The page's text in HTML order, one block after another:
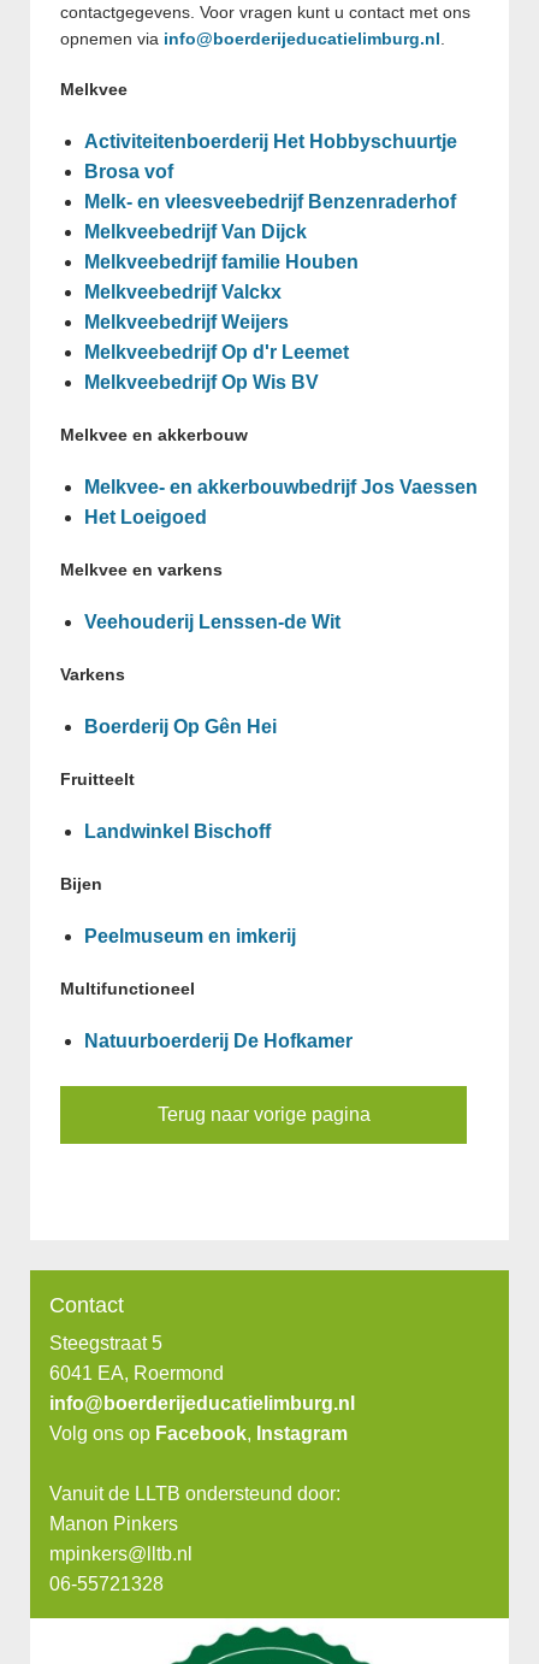
contactgegevens. Voor vragen kunt u contact met ons
opnemen via info@boerderijeducatielimburg.nl
Melkvee
Activiteitenboerderij Het Hobbyschuurtje
Brosa vof
Melk- en vleesveebedrijf Benzenraderhof
Melkveebedrijf Van Dijck
Melkveebedrijf familie Houben
Melkveebedrijf Valckx
Melkveebedrijf Weijers
Melkveebedrijf Op d'r Leemet
Melkveebedrijf Op Wis BV
Melkvee en akkerbouw
Melkvee- en akkerbouwbedrijf Jos Vaessen
Het Loeigoed
Melkvee en varkens
Veehouderij Lenssen-de Wit
Varkens
Boerderij Op Gên Hei
Fruitteelt
Landwinkel Bischoff
Bijen
Peelmuseum en imkerij
Multifunctioneel
Natuurboerderij De Hofkamer
Terug naar vorige pagina
Contact
Steegstraat 5
6041 EA, Roermond
info@boerderijeducatielimburg.nl
Volg ons op Facebook, Instagram
Vanuit de LLTB ondersteund door:
Manon Pinkers
mpinkers@lltb.nl
06-55721328